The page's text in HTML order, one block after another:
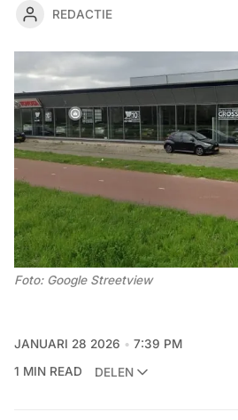
REDACTIE
Foto: Google Streetview
JANUARI 28 2026
7:39 PM
1 MIN READ
DELEN